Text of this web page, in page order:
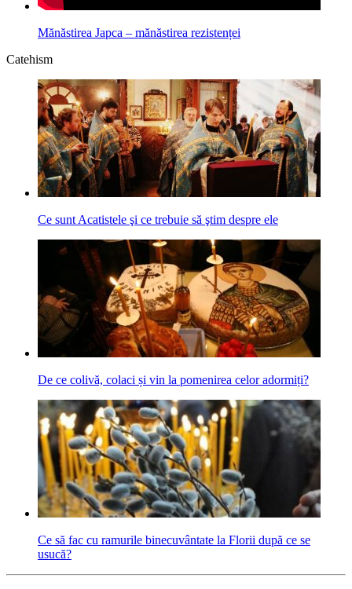
Mănăstirea Japca – mănăstirea rezistenței
Catehism
Ce sunt Acatistele şi ce trebuie să ştim despre ele
De ce colivă, colaci și vin la pomenirea celor adormiți?
Ce să fac cu ramurile binecuvântate la Florii după ce se
usucă?